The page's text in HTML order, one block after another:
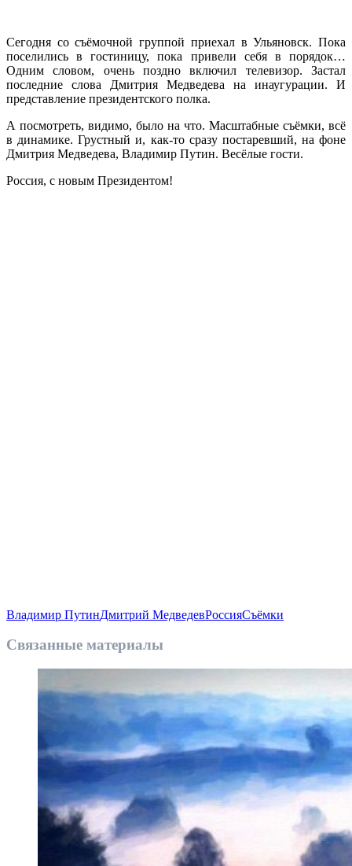
Сегодня со съёмочной группой приехал в Ульяновск. Пока
поселились в гостиницу, пока привели себя в порядок…
Одним словом, очень поздно включил телевизор. Застал
последние слова Дмитрия Медведева на инаугурации. И
представление президентского полка.
А посмотреть, видимо, было на что. Масштабные съёмки, всё
в динамике. Грустный и, как-то сразу постаревший, на фоне
Дмитрия Медведева, Владимир Путин. Весёлые гости.
Россия, с новым Президентом!
Владимир ПутинДмитрий МедведевРоссияСъёмки
Связанные материалы